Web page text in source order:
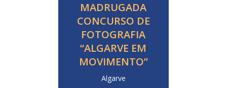
MADRUGADA
CONCURSO DE
FOTOGRAFIA
“ALGARVE EM
MOVIMENTO”
Algarve